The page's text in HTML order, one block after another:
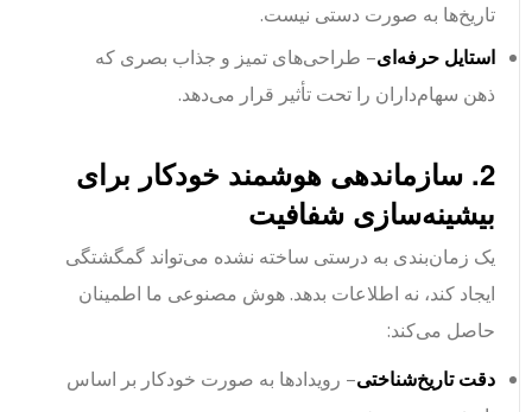
تاریخ‌ها به صورت دستی نیست.
استایل حرفه‌ای– طراحی‌های تمیز و جذاب بصری که
ذهن سهام‌داران را تحت تأثیر قرار می‌دهد.
2. سازماندهی هوشمند خودکار برای
بیشینه‌سازی شفافیت
یک زمان‌بندی به درستی ساخته نشده می‌تواند گمگشتگی
ایجاد کند، نه اطلاعات بدهد. هوش مصنوعی ما اطمینان
حاصل می‌کند:
دقت تاریخ‌شناختی– رویدادها به صورت خودکار بر اساس